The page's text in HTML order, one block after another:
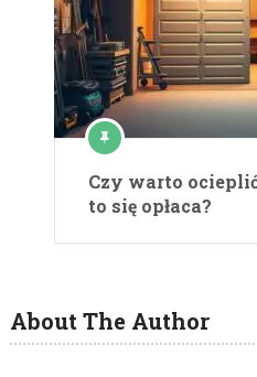
Czy warto
to się opłaca?
About The Author